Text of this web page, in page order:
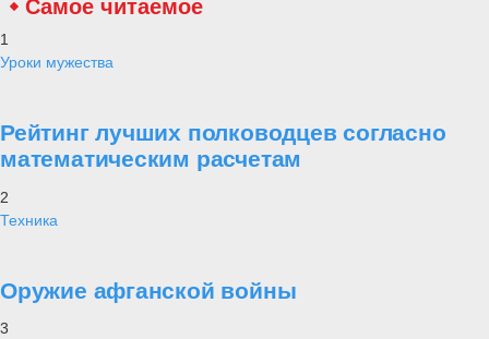
Самое читаемое
1
Уроки мужества
Рейтинг лучших полководцев согласно
математическим расчетам
2
Техника
Оружие афганской войны
3